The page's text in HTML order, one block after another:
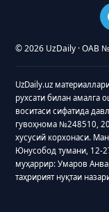
© 2026 UzDaily · ОАВ
UzDaily.uz
рухсати билан амалга
воситаси сифатида
гувоҳнома №248510,
хусусий корхонаси.
Юнусобод тумани, 12-
муҳаррир: Умаров
таҳририят нуқтаи